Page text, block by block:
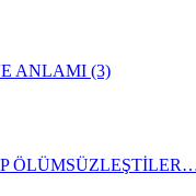
ANLAMI (3)